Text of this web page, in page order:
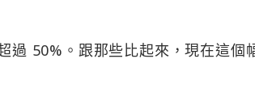
過 50%。跟那些比起來，現在這個